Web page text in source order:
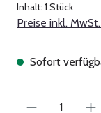
Inhalt: 1 Stück
Preise inkl.
Sofort
Produkt